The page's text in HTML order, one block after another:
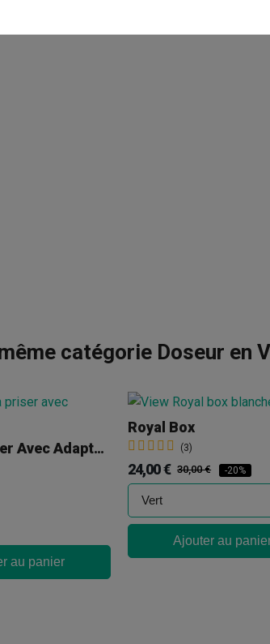
catégorie Doseur en
Tube À Priser Avec Adaptateur
au panier
Royal Box
(3)
24,00 € 30,00 € -20%
Ajouter au